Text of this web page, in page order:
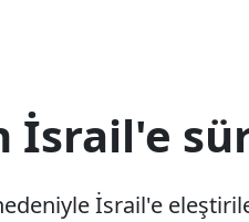
İsrail'e
İsrail'e